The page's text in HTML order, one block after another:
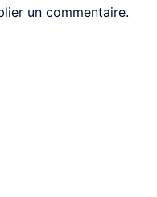
un commentaire.